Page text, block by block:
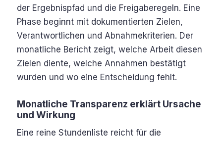
der Ergebnispfad und die Freigaberegeln. Eine
Phase beginnt mit dokumentierten Zielen,
Verantwortlichen und Abnahmekriterien. Der
monatliche Bericht zeigt, welche Arbeit diesen
Zielen diente, welche Annahmen bestätigt
wurden und wo eine Entscheidung fehlt.
Monatliche Transparenz erklärt Ursache
und Wirkung
Eine reine Stundenliste reicht für die